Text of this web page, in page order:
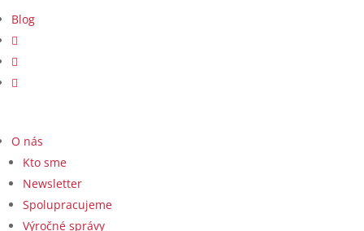
Blog
O nás
Kto sme
Newsletter
Spolupracujeme
Výročné správy